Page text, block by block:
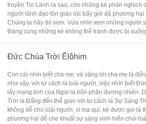
truyền Tin Lành ra sao, còn những kẻ phản nghịch
người lãnh đạo tôn giáo lúc bấy giờ đã phương hại
Chúng ta hãy dò xem. Vừa nhìn xem những người
Đàng cùng những kẻ không thể tránh được bị
Đức Chúa Trời Êlôhim
Con cái nhìn biết cha mẹ, và vâng lời cha mẹ là
như vậy, với tư cách là loài người, việc nhìn biết
lấy mạng lịnh của Ngài là bổn phận đương nhiên.
Trời là Đấng đến thế gian với tư cách là Sự Sáng
không dễ cho loài người, vì ma quỉ, kẻ được gọi là
phương hại để che khuất sự sáng vinh hiển chói